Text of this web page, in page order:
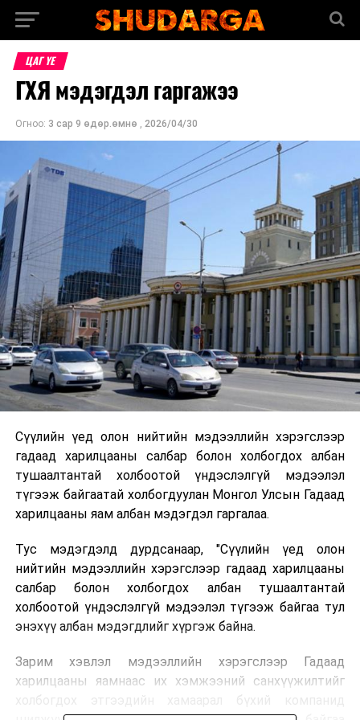
ЦАГ ҮЕ
ГХЯ мэдэгдэл гаргажээ
Огноо: 3 сар 9 өдөр.өмнө , 2026/04/30
Сүүлийн үед олон нийтийн мэдээллийн хэрэгслээр
гадаад харилцааны салбар болон холбогдох албан
тушаалтантай холбоотой үндэслэлгүй мэдээлэл
түгээж байгаатай холбогдуулан Монгол Улсын Гадаад
харилцааны яам албан мэдэгдэл гаргалаа.
Тус мэдэгдэлд дурдсанаар, "Сүүлийн үед олон
нийтийн мэдээллийн хэрэгслээр гадаад харилцааны
салбар болон холбогдох албан тушаалтантай
холбоотой үндэслэлгүй мэдээлэл түгээж байгаа тул
энэхүү албан мэдэгдлийг хүргэж байна.
Зарим хэвлэл мэдээллийн хэрэгслээр Гадаад
харилцааны яамнаас их хэмжээний санхүүжилтийг